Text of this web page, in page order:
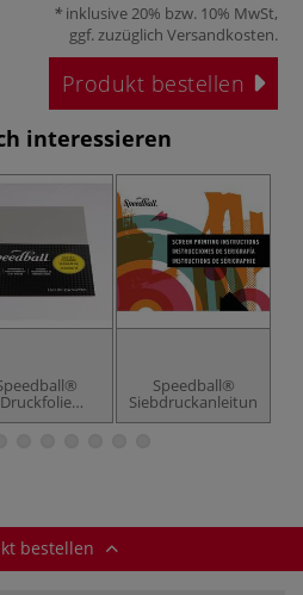
inklusive 20% bzw. 10% MwSt,
ggf. zuzüglich Versandkosten.
Produkt bestellen
interessieren
Druckfolie
Speedball®
Siebdruckanleitung
bestellen